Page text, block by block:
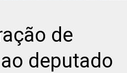
de
deputado